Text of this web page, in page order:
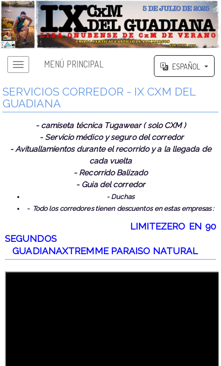
MENÚ PRINCIPAL ESPAÑOL
SERVICIOS CORREDOR - IX CXM DEL
GUADIANA
- camiseta técnica Tugawear ( solo CXM )
- Servicio médico y seguro del corredor
- Avituallamientos durante el recorrido y a la llegada de
cada vuelta
- Recorrido Balizado
- Guia del corredor
- Duchas
- Todo los corredores tienen descuentos en estas empresas :
LIMITEZERO EN 90
SEGUNDOS
GUADIANAXTREMME PARAISO NATURAL